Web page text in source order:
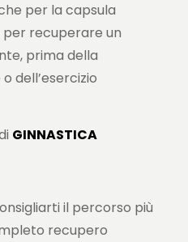
per la capsula
recuperare un
prima della
dell’esercizio
GINNASTICA
il percorso più
recupero